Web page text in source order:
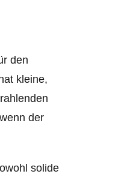
den
kleine,
der
solide